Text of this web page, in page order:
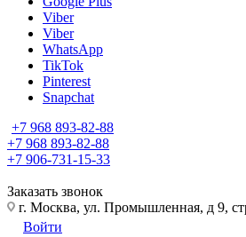
Viber
Viber
WhatsApp
TikTok
Pinterest
Snapchat
+7 968 893-82-88
+7 968 893-82-88
+7 906-731-15-33
Заказать звонок
г. Москва, ул. Промышленная, д 9,
Войти